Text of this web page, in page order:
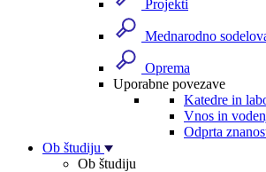
Projekti
Mednarodno
Oprema
Uporabne povezave
Katedre in
Vnos in
Odprta
Ob študiju
Ob študiju